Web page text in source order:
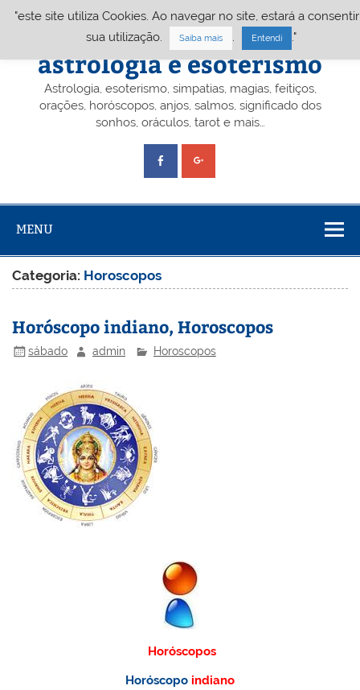
Portal A&E – Portal
astrologia e esoterismo
Astrologia, esoterismo, simpatias, magias, feitiços,
orações, horóscopos, anjos, salmos, significado dos
sonhos, oráculos, tarot e mais…
MENU
Categoria: Horoscopos
Horóscopo indiano, Horoscopos
sábado admin Horoscopos
Horóscopos
Horóscopo indiano
"este site utiliza Cookies. Ao navegar no site, estará a
sua utilização.
Saiba mais Entendi ."